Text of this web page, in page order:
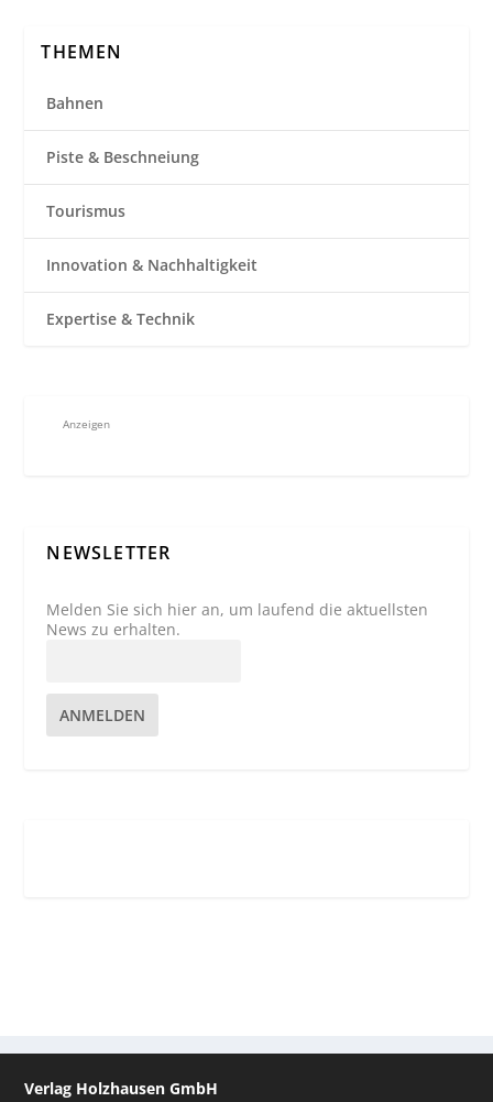
THEMEN
Bahnen
Piste & Beschneiung
Tourismus
Innovation & Nachhaltigkeit
Expertise & Technik
Anzeigen
NEWSLETTER
Melden Sie sich hier an, um laufend die aktuellsten
News zu erhalten.
ANMELDEN
Verlag Holzhausen GmbH